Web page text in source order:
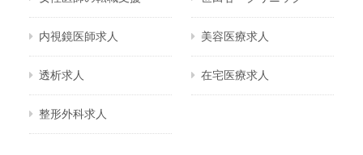
内視鏡医師求人 美容医療求人
透析求人 在宅医療求人
整形外科求人